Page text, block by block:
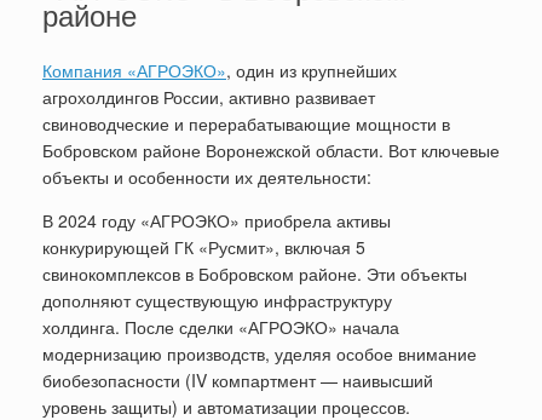
районе
Компания «АГРОЭКО», один из крупнейших
агрохолдингов России, активно развивает
свиноводческие и перерабатывающие мощности в
Бобровском районе Воронежской области. Вот ключевые
объекты и особенности их деятельности:
В 2024 году «АГРОЭКО» приобрела активы
конкурирующей ГК «Русмит», включая 5
свинокомплексов в Бобровском районе. Эти объекты
дополняют существующую инфраструктуру
холдинга. После сделки «АГРОЭКО» начала
модернизацию производств, уделяя особое внимание
биобезопасности (IV компартмент — наивысший
уровень защиты) и автоматизации процессов.